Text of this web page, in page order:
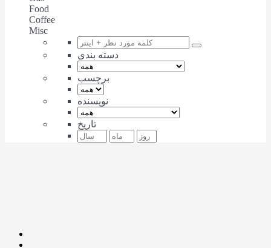
Food
Coffee
Misc
دسته بندی
برچسب
نویسنده
تاریخ